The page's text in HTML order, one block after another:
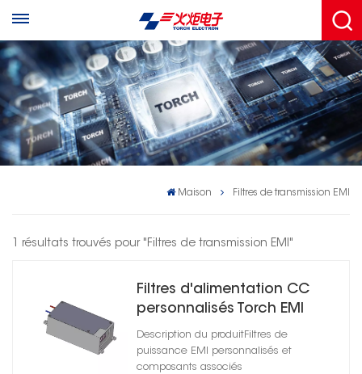
Maison Filtres de transmission EMI
1 résultats trouvés pour "Filtres de transmission EMI"
Filtres d'alimentation CC
personnalisés Torch EMI
HD1D100020R0T(A)-XY02
Description du produitFiltres de
puissance EMI personnalisés et
composants associés